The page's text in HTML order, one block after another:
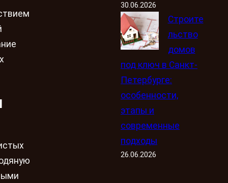
30.06.2026
Строите
льство
домов
под ключ в Санкт-
Петербурге:
особенности,
этапы и
современные
подходы
26.06.2026